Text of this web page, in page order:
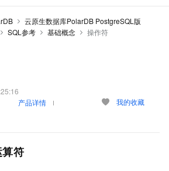
云原生数据库PolarDB PostgreSQL版
SQL参考 基础概念 操作符
产品详情 我的收藏
符